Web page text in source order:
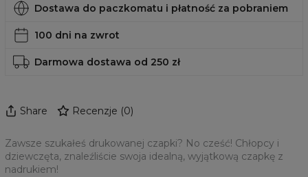
Dostawa do paczkomatu i płatność za pobraniem
100 dni na zwrot
Darmowa dostawa od 250 zł
Share Recenzje (0)
Zawsze szukałeś drukowanej czapki? No cześć! Chłopcy i
dziewczęta, znaleźliście swoja idealną, wyjątkową czapkę z
nadrukiem!